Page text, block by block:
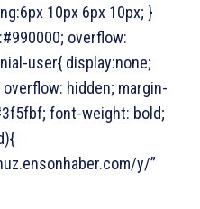
10px 6px 10px; }
overflow:
user{ display:none;
hidden; margin-
font-weight: bold;
y/”